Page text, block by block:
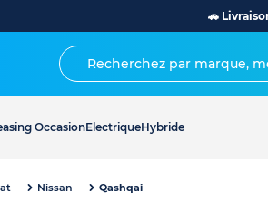
🚗
OccasionElectriqueHybride
Nissan Qashqai